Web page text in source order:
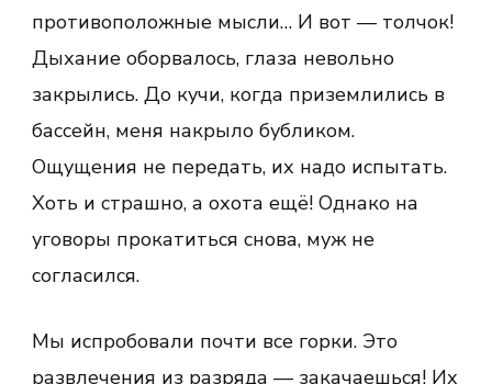
противоположные мысли… И вот — толчок!
Дыхание оборвалось, глаза невольно
закрылись. До кучи, когда приземлились в
бассейн, меня накрыло бубликом.
Ощущения не передать, их надо испытать.
Хоть и страшно, а охота ещё! Однако на
уговоры прокатиться снова, муж не
согласился.
Мы испробовали почти все горки. Это
развлечения из разряда — закачаешься! Их